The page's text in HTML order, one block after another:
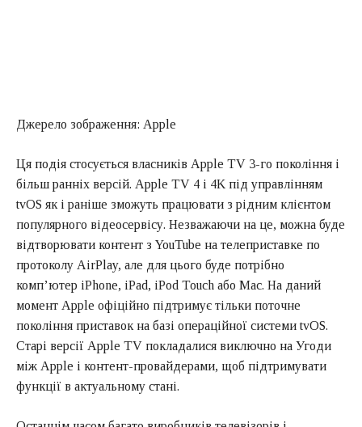
Джерело зображення: Apple
Ця подія стосується власників Apple TV 3-го покоління і
більш ранніх версій. Apple TV 4 і 4K під управлінням
tvOS як і раніше зможуть працювати з рідним клієнтом
популярного відеосервісу. Незважаючи на це, можна буде
відтворювати контент з YouTube на телеприставке по
протоколу AirPlay, але для цього буде потрібно
комп’ютер iPhone, iPad, iPod Touch або Mac. На даний
момент Apple офіційно підтримує тільки поточне
покоління приставок на базі операційної системи tvOS.
Старі версії Apple TV покладалися виключно на Угоди
між Apple і контент-провайдерами, щоб підтримувати
функції в актуальному стані.